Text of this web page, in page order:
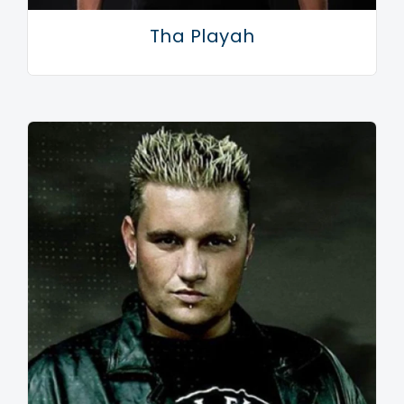
zijn eigen label: Noize Records. It turned out to be
very successfull after five vinyl-releases and a Noize
vijf vinyl-releases en een Noize Suppressor album.
Their popularity went skyhigh due to their energetic
live-performances. Hun populariteit ging Skyhigh
vanwege hun energieke live-optredens. Both
Alessandro and Stefano lose control when they start
playing and keep pushing the boundaries of their gear
to the limit. Zowel Alessandro en Stefano de controle
verliezen als ze beginnen te spelen en blijf drukken op
de grenzen van hun vistuig aan de limiet. Noize
Suppressor has crushed every imaginable hardcore-
stage: Masters of Hardcore, Thunderdome, Mystery
Land and Dominator are just a few examples of
Tha Playah